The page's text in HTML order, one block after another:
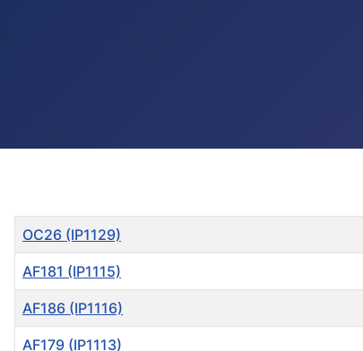
Título
OC26 (IP1129)
AF181 (IP1115)
AF186 (IP1116)
AF179 (IP1113)